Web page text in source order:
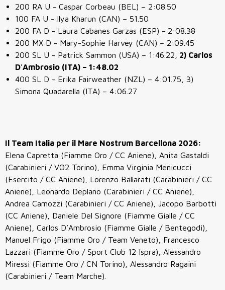
200 RA U - Caspar Corbeau (BEL) – 2:08.50
100 FA U - Ilya Kharun (CAN) – 51.50
200 FA D - Laura Cabanes Garzas (ESP) - 2:08.38
200 MX D - Mary-Sophie Harvey (CAN) – 2:09.45
200 SL U - Patrick Sammon (USA) – 1:46.22,
2) Carlos
D'Ambrosio (ITA) – 1:48.02
400 SL D - Erika Fairweather (NZL) – 4:01.75, 3)
Simona Quadarella (ITA) – 4:06.27
Il Team Italia per il Mare Nostrum Barcellona 2026:
Elena Capretta (Fiamme Oro / CC Aniene), Anita Gastaldi
(Carabinieri / VO2 Torino), Emma Virginia Menicucci
(Esercito / CC Aniene), Lorenzo Ballarati (Carabinieri / CC
Aniene), Leonardo Deplano (Carabinieri / CC Aniene),
Andrea Camozzi (Carabinieri / CC Aniene), Jacopo Barbotti
(CC Aniene), Daniele Del Signore (Fiamme Gialle / CC
Aniene), Carlos D’Ambrosio (Fiamme Gialle / Bentegodi),
Manuel Frigo (Fiamme Oro / Team Veneto), Francesco
Lazzari (Fiamme Oro / Sport Club 12 Ispra), Alessandro
Miressi (Fiamme Oro / CN Torino), Alessandro Ragaini
(Carabinieri / Team Marche).